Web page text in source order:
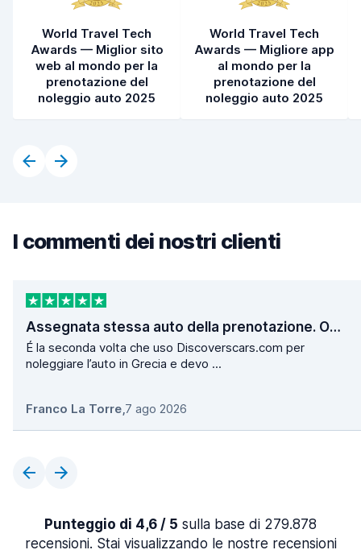
World Travel Tech
Awards — Miglior sito
web al mondo per la
prenotazione del
noleggio auto 2025
World Travel Tech
Awards — Migliore app
al mondo per la
prenotazione del
noleggio auto 2025
I commenti dei nostri clienti
Assegnata stessa auto della prenotazione. Operazioni di ritiro e consegna velocissime.
É la seconda volta che uso Discoverscars.com per
noleggiare l’auto in Grecia e devo ...
Franco La Torre,7 ago 2026
Punteggio di 4,6 / 5 sulla base di 279.878
recensioni. Stai visualizzando le nostre recensioni